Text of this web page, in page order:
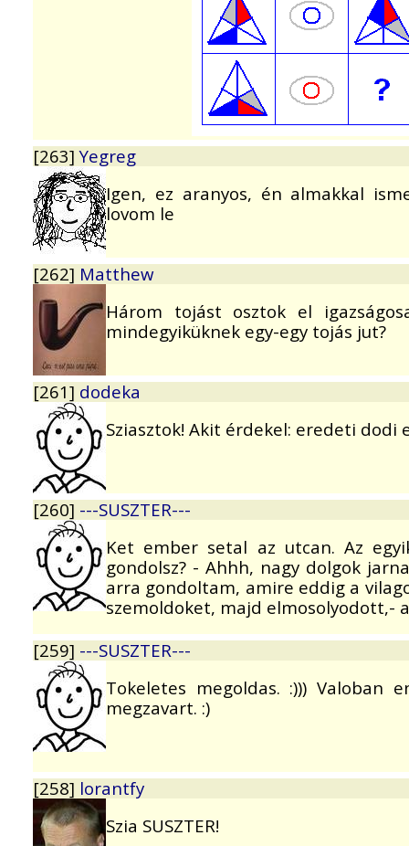
[263]Yegreg
Igen, ez aranyos, én almakkal
lovom le
[262] Matthew
Három tojást osztok el
mindegyiküknek egy-egy tojás jut?
[261] dodeka
Sziasztok! Akit érdekel: eredeti
[260] ---SUSZTER---
Ket ember setal az utcan. Az
gondolsz? - Ahhh, nagy dolgok
arra gondoltam, amire eddig a
szemoldoket, majd elmosolyodott,-
[259] ---SUSZTER---
Tokeletes megoldas. :))) Valoban
megzavart. :)
[258] lorantfy
Szia SUSZTER!